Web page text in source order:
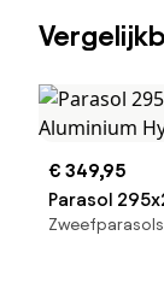
€ 349,95
Parasol
Aluminium